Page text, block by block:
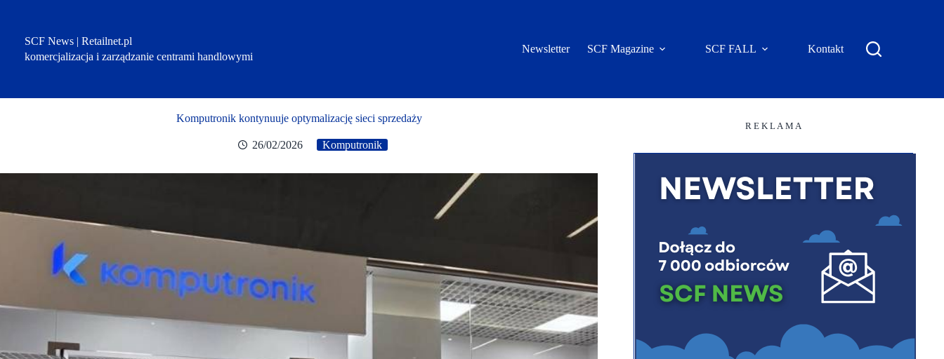
SCF News | Retailnet.pl
komercjalizacja i zarządzanie centrami handlowymi
Newsletter SCF Magazine SCF FALL Kontakt
Komputronik kontynuuje optymalizację sieci sprzedaży
26/02/2026 Komputronik
R E K L A M A